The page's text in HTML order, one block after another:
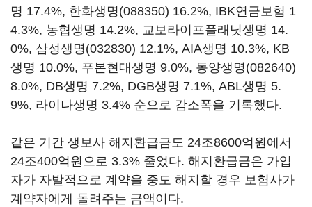
명 17.4%, 한화생명(088350) 16.2%, IBK연금보험 1
4.3%, 농협생명 14.2%, 교보라이프플래닛생명 14.
0%, 삼성생명(032830) 12.1%, AIA생명 10.3%, KB
생명 10.0%, 푸본현대생명 9.0%, 동양생명(082640)
8.0%, DB생명 7.2%, DGB생명 7.1%, ABL생명 5.
9%, 라이나생명 3.4% 순으로 감소폭을 기록했다.
같은 기간 생보사 해지환급금도 24조8600억원에서
24조400억원으로 3.3% 줄었다. 해지환급금은 가입
자가 자발적으로 계약을 중도 해지할 경우 보험사가
계약자에게 돌려주는 금액이다.